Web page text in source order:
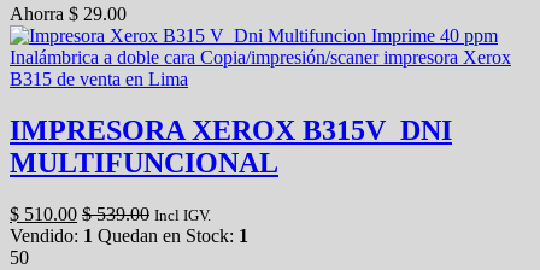
Ahorra $ 29.00
IMPRESORA XEROX B315V_DNI
MULTIFUNCIONAL
$ 510.00 $539.00 Incl IGV.
Vendido: 1 Quedan en Stock: 1
50